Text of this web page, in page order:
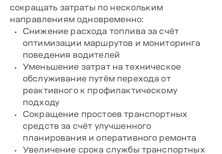
сокращать затраты по нескольким
направлениям одновременно:
Снижение расхода топлива за счёт
оптимизации маршрутов и мониторинга
поведения водителей
Уменьшение затрат на техническое
обслуживание путём перехода от
реактивного к профилактическому
подходу
Сокращение простоев транспортных
средств за счёт улучшенного
планирования и оперативного ремонта
Увеличение срока службы транспортных